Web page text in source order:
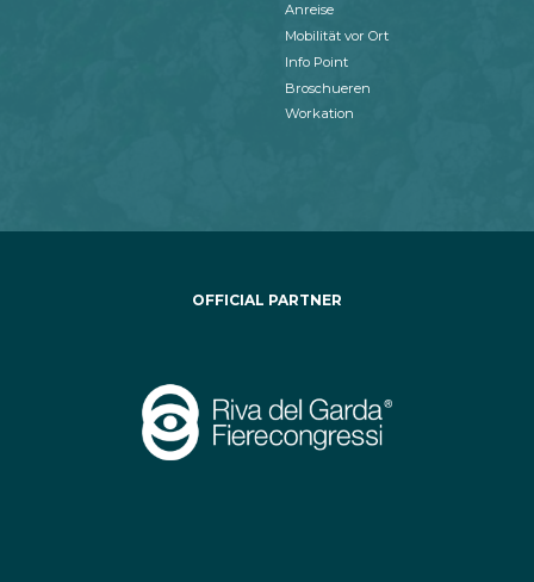
Anreise
Mobilität vor Ort
Info Point
Broschueren
Workation
OFFICIAL PARTNER